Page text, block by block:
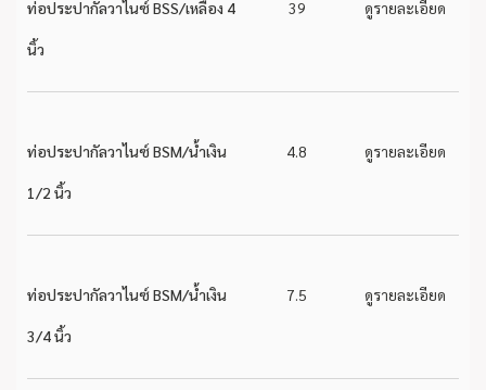
ท่อประปากัลวาไนซ์ BSS/เหลือง 4
นิ้ว
39 ดูรายละเอียด
ท่อประปากัลวาไนซ์ BSM/น้ำเงิน
1/2 นิ้ว
4.8 ดูรายละเอียด
ท่อประปากัลวาไนซ์ BSM/น้ำเงิน
3/4 นิ้ว
7.5 ดูรายละเอียด